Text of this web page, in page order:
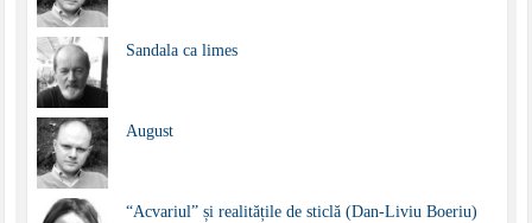
Sandala ca limes
August
“Acvariul” și realitățile de sticlă (Dan-Liviu Boeriu)